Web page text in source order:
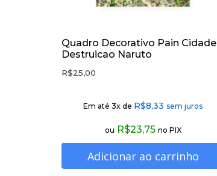
Quadro Decorativo Pain Cidade
Destruicao Naruto
R$25,00
Em até 3x de R$8,33 sem juros
ou R$23,75 no PIX
Adicionar ao carrinho